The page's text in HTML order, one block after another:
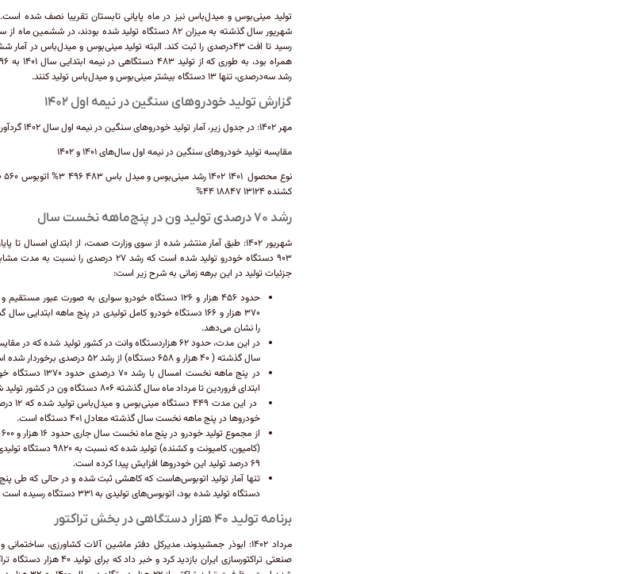
تولید مینی‌بوس و میدل‌باس نیز در ماه پایانی تابستان تقریبا نصف شده
رسید تا افت ۴۳درصدی را ثبت کند. البته تولید مینی‌بوس و میدل‌باس در
رشد سه‌درصدی، تنها ۱۳ دستگاه بیشتر مینی‌بوس و میدل‌باس تولید کنند.
گزارش تولید خودروهای سنگین در نیمه اول ۱۴۰۲
مهر ۱۴۰۲: در جدول زیر، آمار تولید خودروهای سنگین در نیمه اول سال ۱۴۰۲ گردآوری شده است:
مقایسه تولید خودروهای سنگین در نیمه اول سال‌های ۱۴۰۱ و ۱۴۰۲
کشنده ۱۳۱۲۴ ۱۸۸۴۷ ۴۴%
رشد ۷۰ درصدی تولید ون در پنج‌ماهه نخست سال
۹۰۳ دستگاه خودرو تولید شده است که رشد ۲۷
جزئیات تولید در این برهه زمانی به شرح زیر است:
حدود ۴۵۶ هزار و ۱۲۶ دستگاه خودرو سواری به صورت عبور
را نشان می‌دهد.
در این مدت، حدود ۶۲ هزاردستگاه وانت در کشور تولید شده که
سال گذشته ( ۴۰ هزار و ۶۵۸ دستگاه) از رشد ۵۲ درصدی برخوردار شده است.
در پنج ماهه نخست
ابتدای فروردین تا مرداد ماه سال گذشته ۸۰۶ دستگاه ون در کشور تولید شده بود.
در این
خودروها در پنج ماهه نخست سال گذشته معادل ۴۰۱ دستگاه است.
(کامیون، کامیونت و کشنده)
۶۹ درصد تولید این خودروها افزایش پیدا کرده است.
دستگاه تولید شده بود، اتوبوس‌های تولیدی به ۳۳۱ دستگاه رسیده است که ۲۲ درصد کمتر است.
برنامه تولید ۴۰ هزار دستگاهی در بخش تراکتور
مرداد ۱۴۰۲: ابوذر جمشیدوند، مدیرکل دفتر ماشین آلات کشاورزی،
صنعتی تراکتورسازی ایران بازدید کرد